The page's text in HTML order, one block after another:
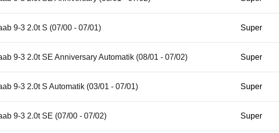
9-3 2.0t S (07/00 - 07/01) Super
9-3 2.0t SE Anniversary Automatik (08/01 - 07/02) Super
9-3 2.0t S Automatik (03/01 - 07/01) Super
9-3 2.0t SE (07/00 - 07/02) Super